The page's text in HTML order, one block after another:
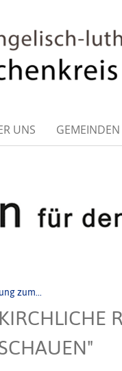
UNS GEMEINDEN
zum...
KIRCHLICHE